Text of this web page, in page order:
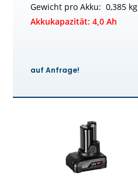
Gewicht pro Akku: 0,385 kg
Akkukapazität: 4,0 Ah
auf Anfrage!